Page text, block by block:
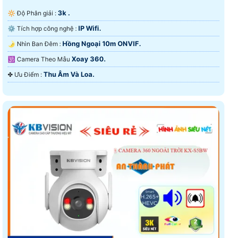
🔆 Độ Phân giải : 3k .
⚙ Tích hợp công nghệ : IP Wifi.
🌛 Nhìn Ban Đêm : Hồng Ngoại 10m ONVIF.
🕉️ Camera Theo Mẫu Xoay 360.
️✤ Ưu Điểm : Thu Âm Và Loa.